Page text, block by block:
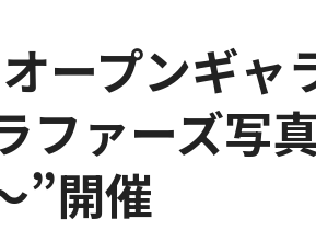
ープンギャ
ファーズ写
”開催